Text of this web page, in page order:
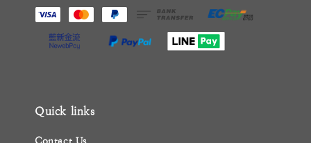
Quick links
Contact Us